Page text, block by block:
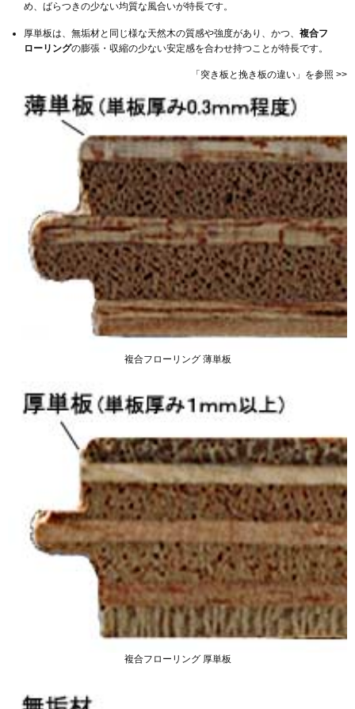
め、ばらつきの少ない均質な風合いが特長です。
厚単板は、無垢材と同じ様な天然木の質感や強度があり、かつ、 複合フ
ローリングの膨張・収縮の少ない安定感を合わせ持つことが特長です。
「突き板と挽き板の違い」を参照 >>
複合フローリング 薄単板
複合フローリング 厚単板